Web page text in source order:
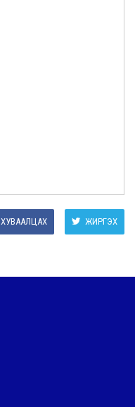
ЖИРГЭХ
ХУВААЛЦАХ